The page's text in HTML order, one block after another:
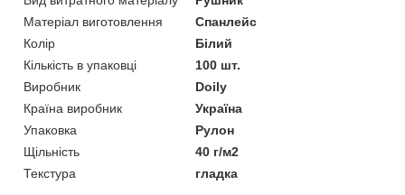
Матеріал виготовлення
Спанлейс
Колір
Білий
Кількість в упаковці
100 шт.
Виробник
Doily
Країна виробник
Україна
Упаковка
Рулон
Щільність
40 г/м2
Текстура
гладка